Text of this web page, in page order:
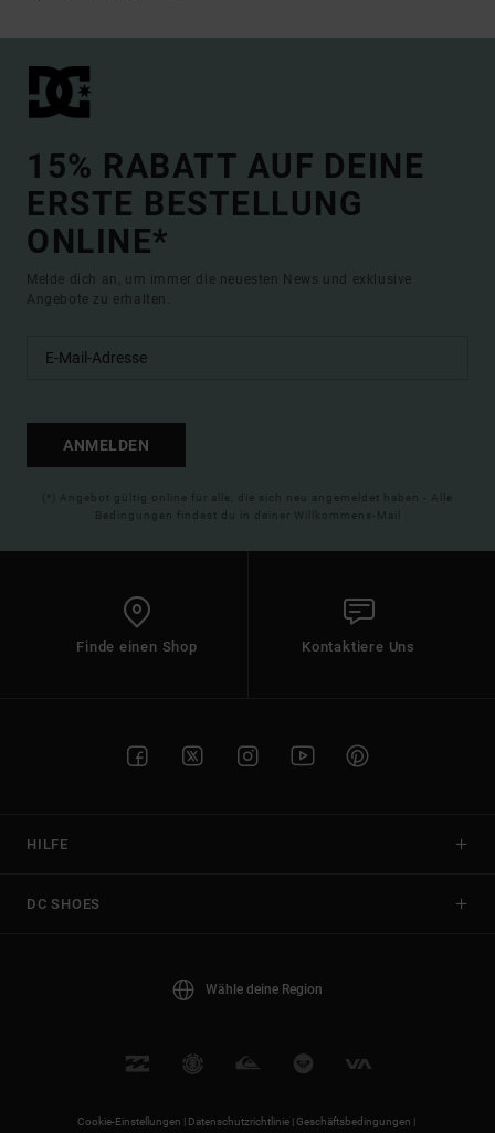
15% RABATT AUF DEINE
ERSTE BESTELLUNG
ONLINE*
Melde dich an, um immer die neuesten News und exklusive
Angebote zu erhalten.
ANMELDEN
(*) Angebot gültig online für alle, die sich neu angemeldet haben - Alle
Bedingungen findest du in deiner Willkommens-Mail
Finde einen Shop Kontaktiere Uns
HILFE
DC SHOES
Wähle deine Region
Cookie-Einstellungen | Datenschutzrichtlinie |Geschäftsbedingungen |